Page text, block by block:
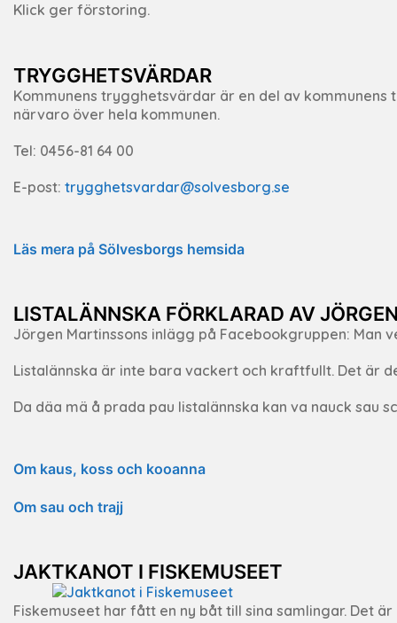
Klick ger förstoring.
TRYGGHETSVÄRDAR
Kommunens trygghetsvärdar är en del av
närvaro över hela kommunen.
Tel: 0456-81 64 00
E-post: trygghetsvardar@solvesborg.se
Läs mera på Sölvesborgs hemsida
LISTALÄNNSKA FÖRKLARAD AV
Jörgen Martinssons inlägg på Facebookgruppen: Man
Listalännska är inte bara vackert och kraftfullt. Det är
Da däa mä å prada pau listalännska kan va nauck sau
Om kaus, koss och kooanna
Om sau och trajj
JAKTKANOT I FISKEMUSEET
Fiskemuseet har fått en ny båt till sina samlingar. Det